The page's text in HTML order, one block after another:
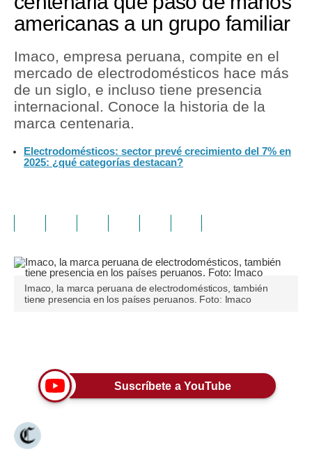
americanas a un grupo familiar
Imaco, empresa peruana, compite en el
mercado de electrodomésticos hace más
de un siglo, e incluso tiene presencia
internacional. Conoce la historia de la
marca centenaria.
Electrodomésticos: sector prevé crecimiento del 7% en
2025: ¿qué categorías destacan?
Imaco, la marca peruana de electrodomésticos, también
tiene presencia en los países peruanos. Foto: Imaco
Suscríbete a YouTube